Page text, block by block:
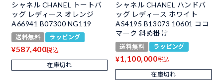
シャネル CHANEL トートバ
ッグ レディース オレンジ
A66941 B07300 NG119
送料無料 ラッピング
¥587,400税込
在庫切れ
シャネル CHANEL ハンドバ
ッグ レディース ホワイト
AS4195 B13073 10601 ココ
マーク 斜め掛け
送料無料 ラッピング
¥1,100,000税込
在庫切れ